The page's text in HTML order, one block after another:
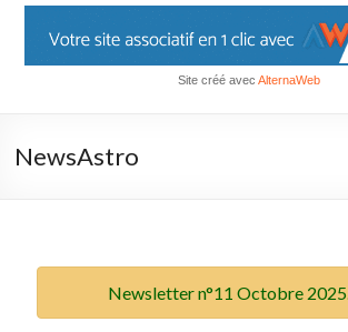
Site créé avec AlternaWeb
NewsAstro
Newsletter n°11 Octobre 2025...